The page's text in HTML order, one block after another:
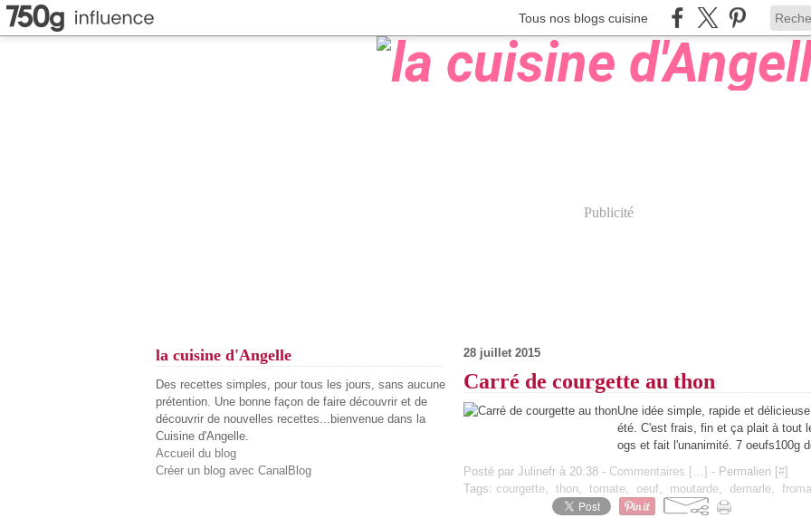
Tous nos blogs cuisine
Publicité
la cuisine d'Angelle
Des recettes simples, pour tous les jours, sans aucune
prétention. Une bonne façon de faire découvrir et de
découvrir de nouvelles recettes...bienvenue dans la
Cuisine d'Angelle.
Accueil du blog
Créer un blog avec CanalBlog
28 juillet 2015
Carré de courgette au thon
Une idée simple, rapide et
été. C'est frais, fin et ça plait à tout
ogs et fait l'unanimité. 7 oeufs100g
Posté par Julinefr à 20:38 - Commentaires [ …] - Permalien [#]
Tags: courgette, thon, tomate, oeuf, moutarde, demarle,